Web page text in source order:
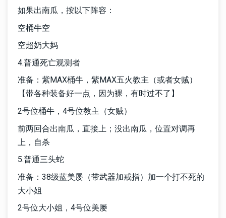
如果出南瓜，按以下阵容：
空桶牛空
空超奶大妈
4.普通死亡观测者
准备：紫MAX桶牛，紫MAX五火教主（或者女贼）
【带各种装备好一点，因为裸，有时过不了】
2号位桶牛，4号位教主（女贼）
前两回合出南瓜，直接上；没出南瓜，位置对调再
上，自杀
5.普通三头蛇
准备：38级蓝美屡（带武器加戒指）加一个打不死的
大小姐
2号位大小姐，4号位美屡